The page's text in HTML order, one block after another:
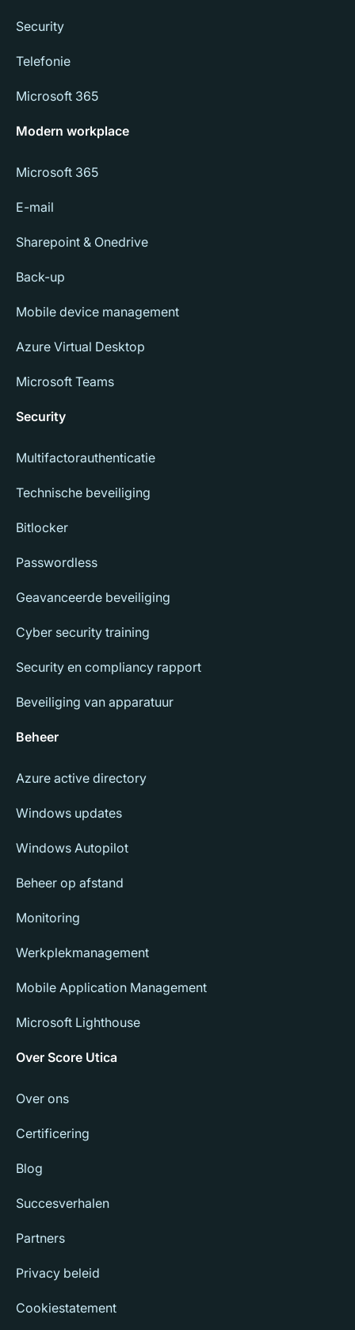
Security
Telefonie
Microsoft 365
Modern workplace
Microsoft 365
E-mail
Sharepoint & Onedrive
Back-up
Mobile device management
Azure Virtual Desktop
Microsoft Teams
Security
Multifactorauthenticatie
Technische beveiliging
Bitlocker
Passwordless
Geavanceerde beveiliging
Cyber security training
Security en compliancy rapport
Beveiliging van apparatuur
Beheer
Azure active directory
Windows updates
Windows Autopilot
Beheer op afstand
Monitoring
Werkplekmanagement
Mobile Application Management
Microsoft Lighthouse
Over Score Utica
Over ons
Certificering
Blog
Succesverhalen
Partners
Privacy beleid
Cookiestatement